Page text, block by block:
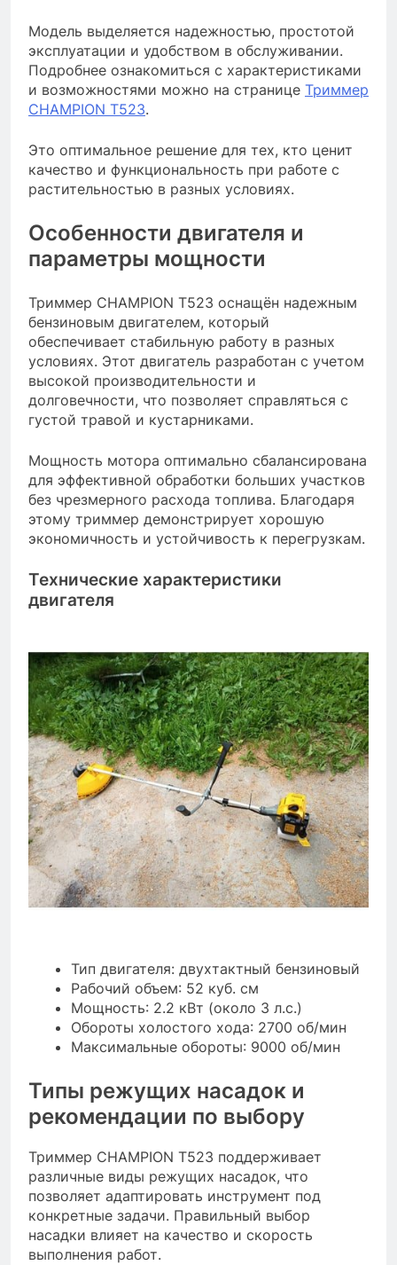
Модель выделяется надежностью, простотой
эксплуатации и удобством в обслуживании.
Подробнее ознакомиться с характеристиками
и возможностями можно на странице Триммер
CHAMPION Т523.
Это оптимальное решение для тех, кто ценит
качество и функциональность при работе с
растительностью в разных условиях.
Особенности двигателя и
параметры мощности
Триммер CHAMPION Т523 оснащён надежным
бензиновым двигателем, который
обеспечивает стабильную работу в разных
условиях. Этот двигатель разработан с учетом
высокой производительности и
долговечности, что позволяет справляться с
густой травой и кустарниками.
Мощность мотора оптимально сбалансирована
для эффективной обработки больших участков
без чрезмерного расхода топлива. Благодаря
этому триммер демонстрирует хорошую
экономичность и устойчивость к перегрузкам.
Технические характеристики
двигателя
Тип двигателя: двухтактный бензиновый
Рабочий объем: 52 куб. см
Мощность: 2.2 кВт (около 3 л.с.)
Обороты холостого хода: 2700 об/мин
Максимальные обороты: 9000 об/мин
Типы режущих насадок и
рекомендации по выбору
Триммер CHAMPION Т523 поддерживает
различные виды режущих насадок, что
позволяет адаптировать инструмент под
конкретные задачи. Правильный выбор
насадки влияет на качество и скорость
выполнения работ.